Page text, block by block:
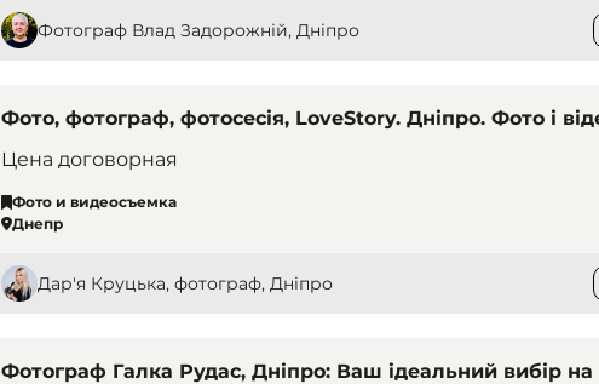
Фотограф Влад Задорожній, Дніпро
Фото, фотограф, фотосесія, LoveStory. Дніпро. Фото і
Цена договорная
Фото и видеосъемка
Днепр
Дар'я Круцька, фотограф, Дніпро
Фотограф Галка Рудас, Дніпро: Ваш ідеальний вибір на